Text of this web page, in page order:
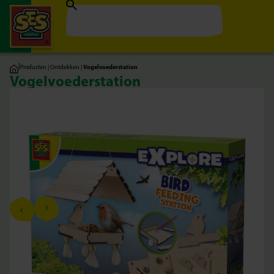
|Producten |Ontdekken |Vogelvoederstation
Vogelvoederstation